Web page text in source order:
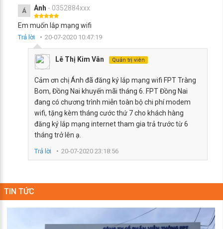
Á Ánh - 0352884xxx
Em muốn lắp mạng wifi
Trả lời 20-07-2020 10:47:19
Lê Thị Kim Vân Quản trị viên
Cảm ơn chị Ánh đã đăng ký lắp mạng wifi FPT Tràng
Bom, Đồng Nai khuyến mãi tháng 6. FPT Đồng Nai
đang có chương trình miễn toàn bộ chi phí modem
wifi, tặng kèm tháng cước thứ 7 cho khách hàng
đăng ký lắp mạng internet tham gia trả trước từ 6
tháng trở lên ạ.
Trả lời 20-07-2020 23:18:56
TIN TỨC